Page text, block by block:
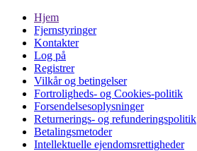
Hjem
Fjernstyringer
Kontakter
Log på
Registrer
Vilkår og betingelser
Fortroligheds- og Cookies-politik
Forsendelsesoplysninger
Returnerings- og refunderingspolitik
Betalingsmetoder
Intellektuelle ejendomsrettigheder